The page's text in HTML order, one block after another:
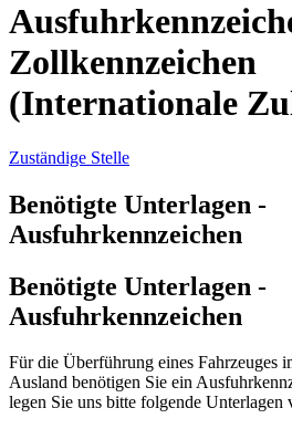
Zollkennzeichen
(Internationale
Zuständige Stelle
Benötigte Unterlagen -
Ausfuhrkennzeichen
Benötigte Unterlagen -
Ausfuhrkennzeichen
Für die Überführung eines Fahrzeuges
Ausland benötigen Sie ein
legen Sie uns bitte folgende Unterlagen